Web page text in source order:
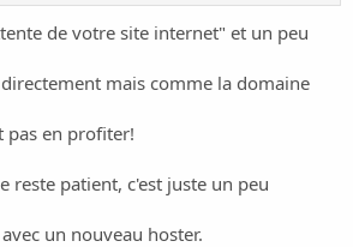
de votre site internet" et un peu
mais comme la domaine
pas en profiter!
reste patient, c'est juste un peu
un nouveau hoster.